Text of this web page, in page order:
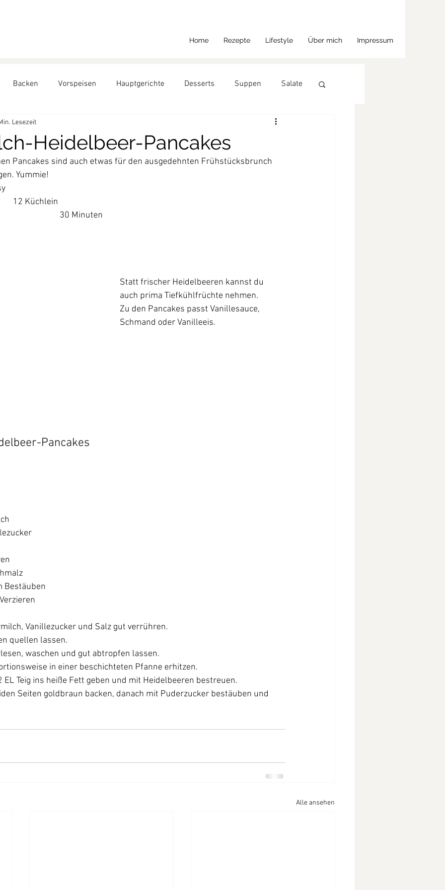
Home Rezepte Lifestyle Über mich Impressum
Backen Vorspeisen Hauptgerichte Desserts Suppen Salate
für Richard
Heidelbeer-Pancakes
Lesezeit
Pancakes sind auch etwas für den ausgedehnten Frühstücksbrunch
Yummie!
12 Küchlein
30 Minuten
Statt frischer Heidelbeeren kannst du
auch prima Tiefkühlfrüchte nehmen.
Zu den Pancakes passt Vanillesauce,
Schmand oder Vanilleeis.
Pancakes
Bestäuben
Vanillezucker und Salz gut verrühren.
quellen lassen.
waschen und gut abtropfen lassen.
in einer beschichteten Pfanne erhitzen.
EL Teig ins heiße Fett geben und mit Heidelbeeren bestreuen.
Seiten goldbraun backen, danach mit Puderzucker bestäuben und
Alle ansehen